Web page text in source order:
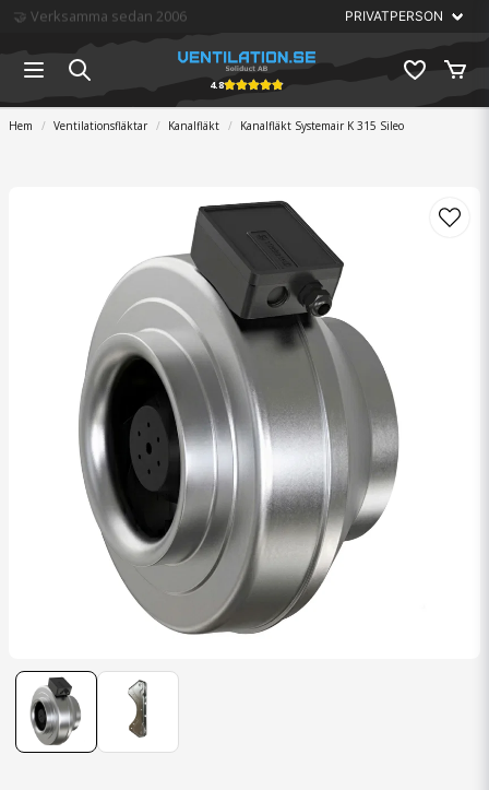
🏆 Störst på ventilation
4.8
Hem Ventilationsfläktar Kanalfläkt Kanalfläkt Systemair K 315 Sileo